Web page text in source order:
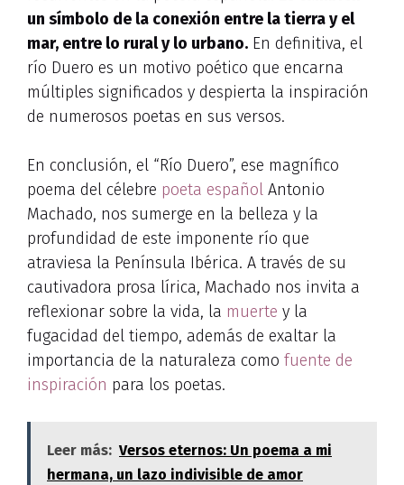
un símbolo de la conexión entre la tierra y el
mar, entre lo rural y lo urbano. En definitiva, el
río Duero es un motivo poético que encarna
múltiples significados y despierta la inspiración
de numerosos poetas en sus versos.
En conclusión, el “Río Duero”, ese magnífico
poema del célebre poeta español Antonio
Machado, nos sumerge en la belleza y la
profundidad de este imponente río que
atraviesa la Península Ibérica. A través de su
cautivadora prosa lírica, Machado nos invita a
reflexionar sobre la vida, la muerte y la
fugacidad del tiempo, además de exaltar la
importancia de la naturaleza como fuente de
inspiración para los poetas.
Leer más: Versos eternos: Un poema a mi
hermana, un lazo indivisible de amor